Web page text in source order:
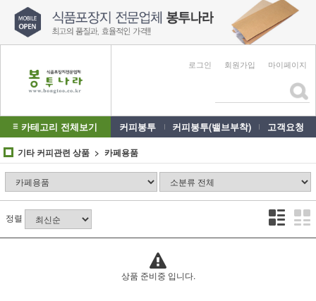
로그인 회원가입 마이페이지
카테고리 전체보기 커피봉투 커피봉투(밸브부착) 고객요청
기타 커피관련 상품 카페용품
정렬
상품 준비중 입니다.